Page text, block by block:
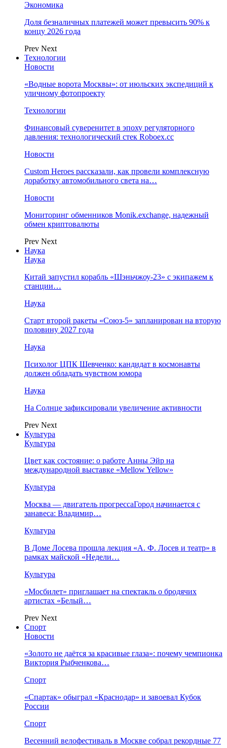
Экономика
Доля безналичных платежей может превысить 90% к
концу 2026 года
Prev Next
Технологии
Новости
«Водные ворота Москвы»: от июльских экспедиций к
уличному фотопроекту
Технологии
Финансовый суверенитет в эпоху регуляторного
давления: технологический стек Roboex.cc
Новости
Custom Heroes рассказали, как провели комплексную
доработку автомобильного света на…
Новости
Мониторинг обменников Monik.exchange, надежный
обмен криптовалюты
Prev Next
Наука
Наука
Китай запустил корабль «Шэньчжоу-23» с экипажем к
станции…
Наука
Старт второй ракеты «Союз-5» запланирован на вторую
половину 2027 года
Наука
Психолог ЦПК Шевченко: кандидат в космонавты
должен обладать чувством юмора
Наука
На Солнце зафиксировали увеличение активности
Prev Next
Культура
Культура
Цвет как состояние: о работе Анны Эйр на
международной выставке «Mellow Yellow»
Культура
Москва — двигатель прогрессаГород начинается с
занавеса: Владимир…
Культура
В Доме Лосева прошла лекция «А. Ф. Лосев и театр» в
рамках майской «Недели…
Культура
«Мосбилет» приглашает на спектакль о бродячих
артистах «Белый…
Prev Next
Спорт
Новости
«Золото не даётся за красивые глаза»: почему чемпионка
Виктория Рыбченкова…
Спорт
«Спартак» обыграл «Краснодар» и завоевал Кубок
России
Спорт
Весенний велофестиваль в Москве собрал рекордные 77